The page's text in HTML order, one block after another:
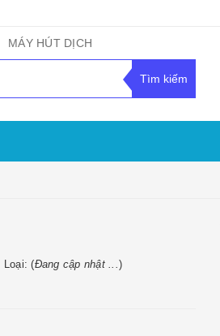
MÁY HÚT DỊCH
Loại: (Đang cập nhật ...)